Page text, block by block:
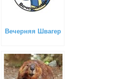
Вечерняя Швагер